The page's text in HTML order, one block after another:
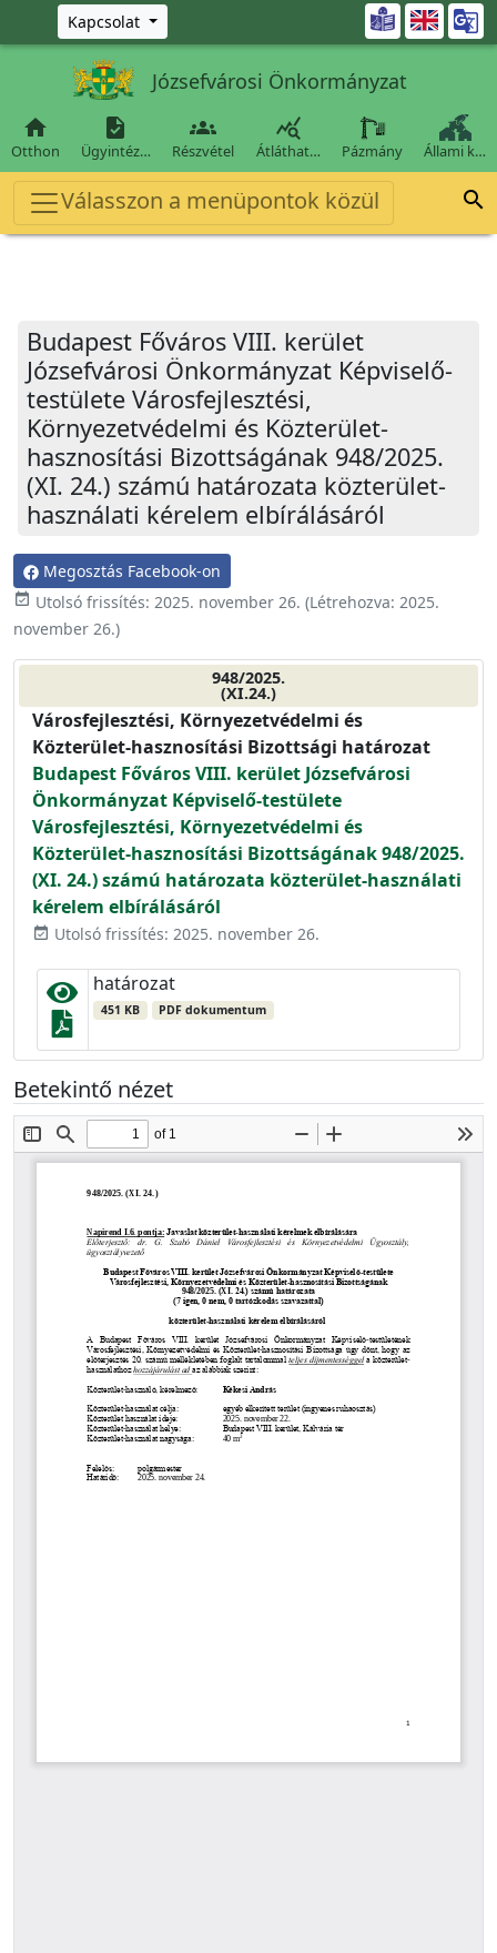
Ugrás a fő tartalomra
Kapcsolat 
Józsefvárosi Önkormányzat

Otthon

Ügyintéz…

Részvétel

Átláthat… Pázmány Állami k…
Válasszon a menüpontok közül 
Budapest Főváros VIII. kerület
Józsefvárosi Önkormányzat Képviselő-
testülete Városfejlesztési,
Környezetvédelmi és Közterület-
hasznosítási Bizottságának 948/2025.
(XI. 24.) számú határozata közterület-
használati kérelem elbírálásáról
Megosztás Facebook-on
event_available Utolsó frissítés: 2025. november 26. (Létrehozva: 2025.
november 26.)
948/2025.
(XI.24.)
Városfejlesztési, Környezetvédelmi és
Közterület-hasznosítási Bizottsági határozat
Budapest Főváros VIII. kerület Józsefvárosi
Önkormányzat Képviselő-testülete
Városfejlesztési, Környezetvédelmi és
Közterület-hasznosítási Bizottságának 948/2025.
(XI. 24.) számú határozata közterület-használati
kérelem elbírálásáról
event_available Utolsó frissítés: 2025. november 26.
határozat
451 KB PDF dokumentum
Betekintő nézet